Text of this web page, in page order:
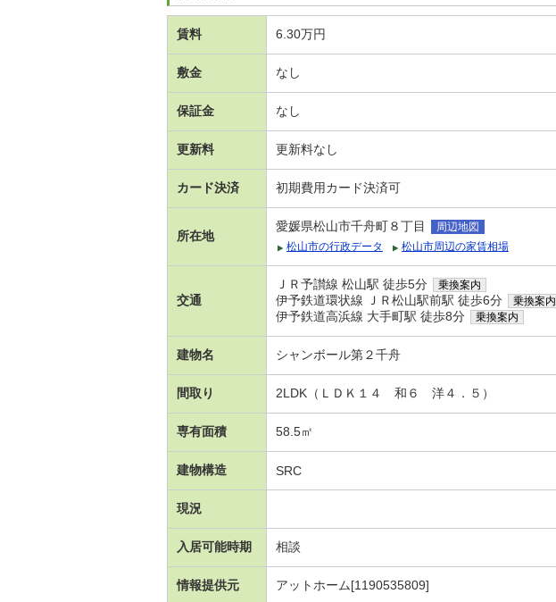
賃料 6.30万円
敷金 なし
保証金 なし
更新料 更新料なし
カード決済 初期費用カード決済可
所在地
愛媛県松山市千舟町８丁目
周辺地図
松山市の行政データ
松山市周辺の家賃相場
交通
ＪＲ予讃線 松山駅 徒歩5分 乗換案内
伊予鉄道環状線 ＪＲ松山駅前駅 徒歩6分 乗換案内
伊予鉄道高浜線 大手町駅 徒歩8分 乗換案内
建物名 シャンボール第２千舟
間取り 2LDK（ＬＤＫ１４ 和６ 洋４．５）
専有面積 58.5㎡
建物構造 SRC
現況
入居可能時期 相談
情報提供元 アットホーム[1190535809]